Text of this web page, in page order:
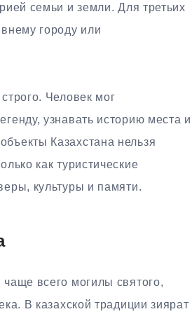
семьи и земли. Для третьих
городу или
Человек мог
узнавать историю места и
Казахстана нельзя
как туристические
культуры и памяти.
всего могилы святого,
В казахской традиции зиярат